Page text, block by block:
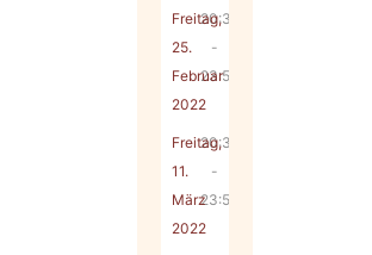
Freitag,
25.
Februar
2022
20:30
-
23:55
Freitag,
11.
März
2022
20:30
-
23:55